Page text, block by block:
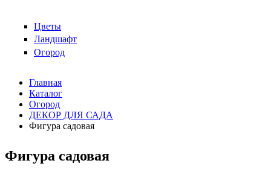
Цветы
Ландшафт
Огород
Главная
Каталог
Огород
ДЕКОР ДЛЯ САДА
Фигура садовая
Фигура садовая